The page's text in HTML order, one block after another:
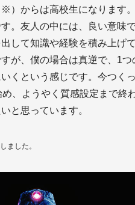
※）からは高校生になります
。友人の中には、良い意味
して知識や経験を積み上げ
が、僕の場合は真逆で、1つ
くという感じです。今つく
、ようやく質感設定まで終
と思っています。
ました。